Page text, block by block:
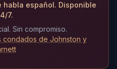
habla español. Disponible
7.
Sin compromiso.
condados de Johnston y